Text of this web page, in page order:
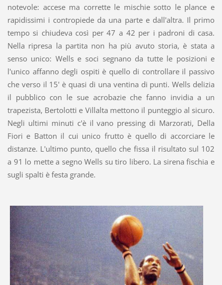
notevole: accese ma corrette le mischie sotto le plance e
rapidissimi i contropiede da una parte e dall'altra. Il primo
tempo si chiudeva così per 47 a 42 per i padroni di casa.
Nella ripresa la partita non ha più avuto storia, è stata a
senso unico: Wells e soci segnano da tutte le posizioni e
l'unico affanno degli ospiti è quello di controllare il passivo
che verso il 15' è quasi di una ventina di punti. Wells delizia
il pubblico con le sue acrobazie che fanno invidia a un
trapezista, Bertolotti e Villalta mettono il punteggio al sicuro.
Negli ultimi minuti c'è il vano pressing di Marzorati, Della
Fiori e Batton il cui unico frutto è quello di accorciare le
distanze. L'ultimo punto, quello che fissa il risultato sul 102
a 91 lo mette a segno Wells su tiro libero. La sirena fischia e
sugli spalti è festa grande.